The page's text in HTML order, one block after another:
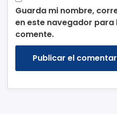
Guarda mi nombre,
en este navegador para
comente.